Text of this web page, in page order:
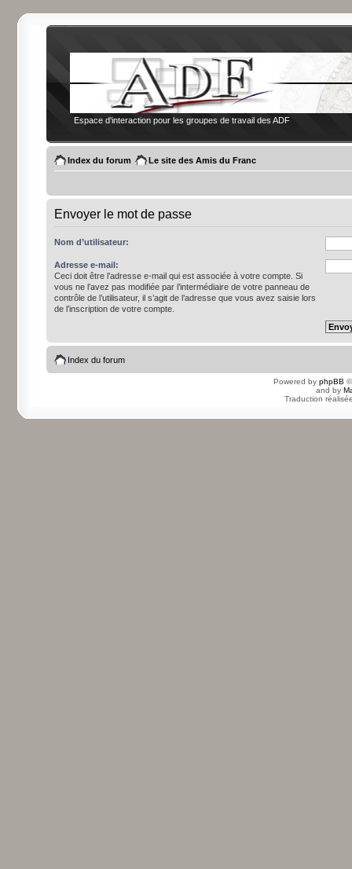
Espace d'interaction pour les groupes de travail des ADF
Index du forum Le site des Amis du Franc
Envoyer le mot de passe
Nom d’utilisateur:
Adresse e-mail:
Ceci doit être l’adresse e-mail qui est associée à votre compte. Si
vous ne l’avez pas modifiée par l’intermédiaire de votre panneau de
contrôle de l’utilisateur, il s’agit de l’adresse que vous avez saisie lors
de l’inscription de votre compte.
Index du forum
Powered by phpBB
and by
Traduction